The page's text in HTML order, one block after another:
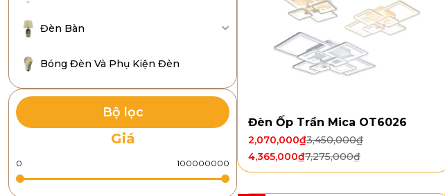
Đèn Bàn
Bóng Đèn Và Phụ Kiện Đèn
Bộ lọc
Giá
Đèn Ốp Trần Mica OT6026
3,450,000₫
2,070,000₫
7,275,000₫
4,365,000₫